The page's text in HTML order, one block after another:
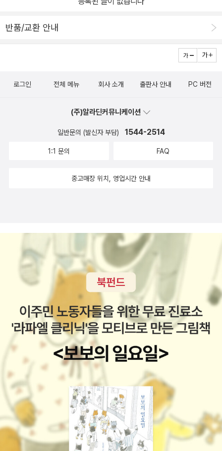
반품/교환 안내
로그인 전체 메뉴 회사 소개 출판사 안내 PC 버전
(주)알라딘커뮤니케이션
일반문의 (발신자 부담) 1544-2514
1:1 문의 FAQ
중고매장 위치, 영업시간 안내